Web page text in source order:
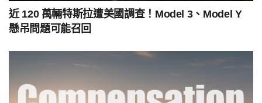
近 120 萬輛特斯拉遭美國調查！Model 3、Model Y
懸吊問題可能召回